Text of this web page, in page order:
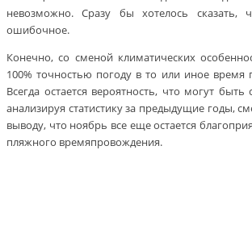
невозможно. Сразу бы хотелось сказать,
ошибочное.
Конечно, со сменой климатических
100% точностью погоду в то или иное время
Всегда остается вероятность, что могут
анализируя статистику за предыдущие годы,
выводу, что ноябрь все еще остается
пляжного времяпровождения.